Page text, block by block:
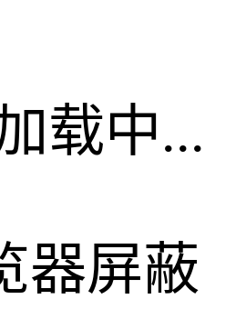
载中...
器屏蔽